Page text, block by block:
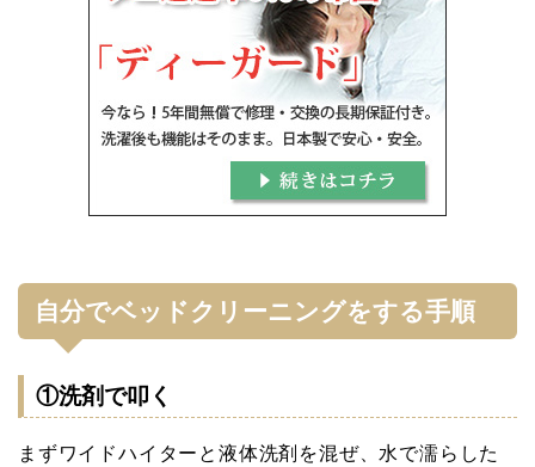
自分でベッドクリーニングをする手順
①洗剤で叩く
まずワイドハイターと液体洗剤を混ぜ、水で濡らした